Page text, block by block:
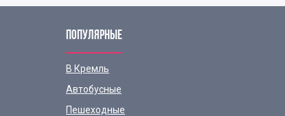
ПОПУЛЯРНЫЕ
В Кремль
Автобусные
Пешеходные